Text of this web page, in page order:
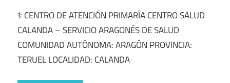
⚕️ CENTRO DE ATENCIÓN PRIMARÍA CENTRO SALUD
CALANDA – SERVICIO ARAGONÉS DE SALUD
COMUNIDAD AUTÓNOMA: ARAGÓN PROVINCIA:
TERUEL LOCALIDAD: CALANDA